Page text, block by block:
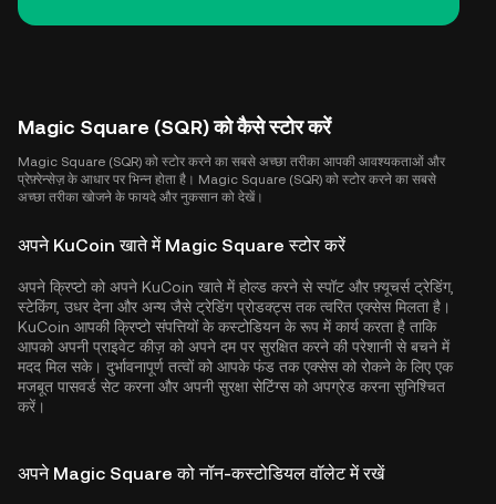
Magic Square (SQR) को कैसे स्टोर करें
Magic Square (SQR) को स्टोर करने का सबसे अच्छा तरीका आपकी आवश्यकताओं और
प्रेफ़्रेन्सेज़ के आधार पर भिन्न होता है। Magic Square (SQR) को स्टोर करने का सबसे
अच्छा तरीका खोजने के फायदे और नुकसान को देखें।
अपने KuCoin खाते में Magic Square स्टोर करें
अपने क्रिप्टो को अपने KuCoin खाते में होल्ड करने से स्पॉट और फ़्यूचर्स ट्रेडिंग,
स्टेकिंग, उधर देना और अन्य जैसे ट्रेडिंग प्रोडक्ट्स तक त्वरित एक्सेस मिलता है।
KuCoin आपकी क्रिप्टो संपत्तियों के कस्टोडियन के रूप में कार्य करता है ताकि
आपको अपनी प्राइवेट कीज़ को अपने दम पर सुरक्षित करने की परेशानी से बचने में
मदद मिल सके। दुर्भावनापूर्ण तत्वों को आपके फंड तक एक्सेस को रोकने के लिए एक
मजबूत पासवर्ड सेट करना और अपनी सुरक्षा सेटिंग्स को अपग्रेड करना सुनिश्चित
करें।
अपने Magic Square को नॉन-कस्टोडियल वॉलेट में रखें